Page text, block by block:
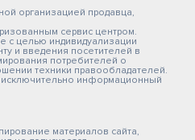
организацией продавца,
сервис центром.
с целью индивидуализации
и введения посетителей в
потребителей о
техники правообладателей.
информационный
материалов сайта,